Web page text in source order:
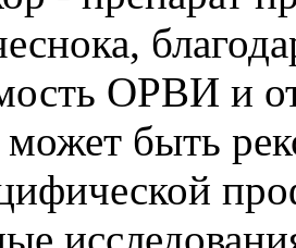
ОРВИ и
быть